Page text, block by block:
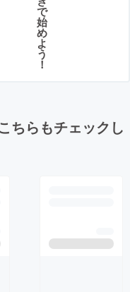
で
始
め
よ
う
！
ちらもチェックし